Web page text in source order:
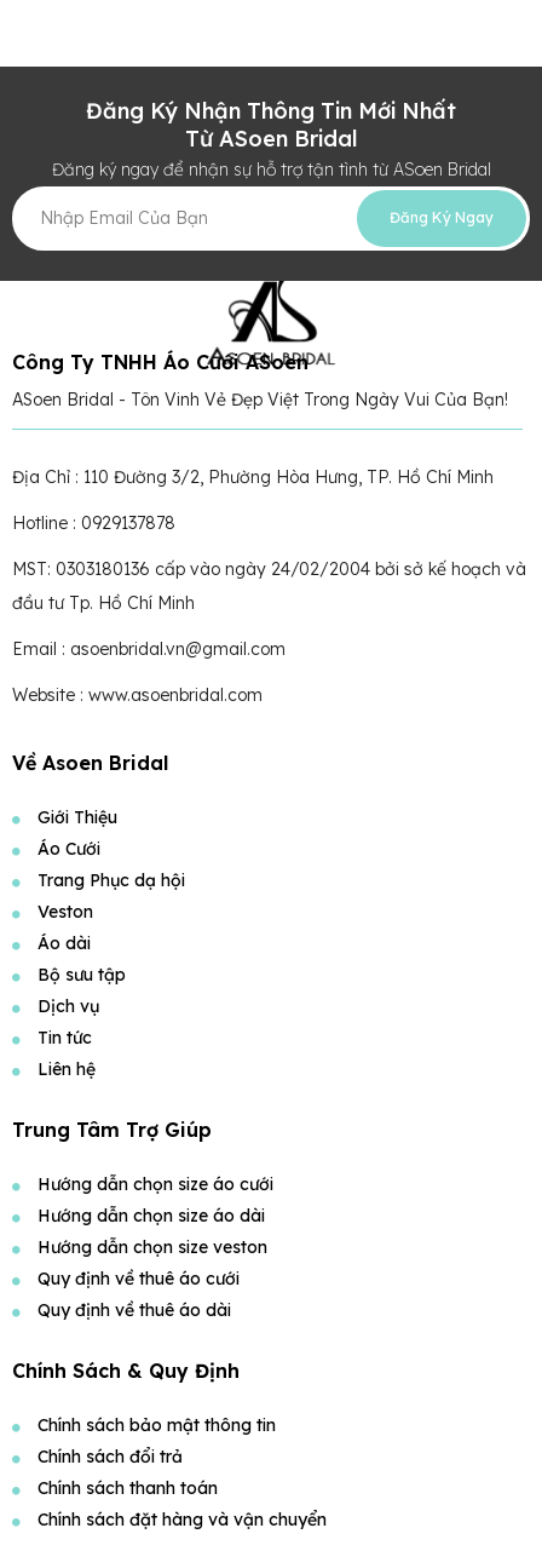
Đăng Ký Nhận Thông Tin Mới Nhất
Từ ASoen Bridal
Đăng ký ngay để nhận sự hỗ trợ tận tình từ ASoen Bridal
Đăng Ký Ngay
Công Ty TNHH Áo Cưới ASoen
ASoen Bridal - Tôn Vinh Vẻ Đẹp Việt Trong Ngày Vui Của Bạn!
Địa Chỉ : 110 Đường 3/2, Phường Hòa Hưng, TP. Hồ Chí Minh
Hotline : 0929137878
MST: 0303180136 cấp vào ngày 24/02/2004 bởi sở kế hoạch và
đầu tư Tp. Hồ Chí Minh
Email : asoenbridal.vn@gmail.com
Website : www.asoenbridal.com
Về Asoen Bridal
Giới Thiệu
Áo Cưới
Trang Phục dạ hội
Veston
Áo dài
Bộ sưu tập
Dịch vụ
Tin tức
Liên hệ
Trung Tâm Trợ Giúp
Hướng dẫn chọn size áo cưới
Hướng dẫn chọn size áo dài
Hướng dẫn chọn size veston
Quy định về thuê áo cưới
Quy định về thuê áo dài
Chính Sách & Quy Định
Chính sách bảo mật thông tin
Chính sách đổi trả
Chính sách thanh toán
Chính sách đặt hàng và vận chuyển